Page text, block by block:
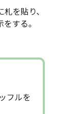
を貼り、
する。
フルを